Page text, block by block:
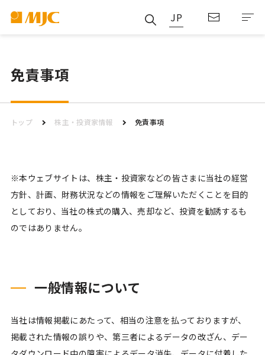
JP
免責事項
トップ 株主・投資家情報 免責事項
※本ウェブサイトは、株主・投資家などの皆さまに当社の経営
方針、計画、財務状況などの情報をご理解いただくことを目的
としており、当社の株式の購入、売却など、投資を勧誘するも
のではありません。
一般情報について
当社は情報掲載にあたって、相当の注意を払っておりますが、
掲載された情報の誤りや、第三者によるデータの改ざん、デー